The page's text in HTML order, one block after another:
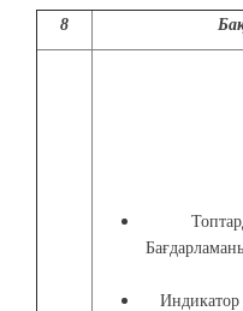
8
Индикатор